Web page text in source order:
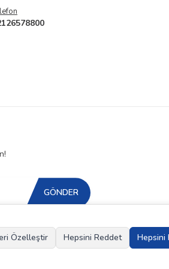
GÖNDER
Özelleştir Hepsini Reddet Hepsini